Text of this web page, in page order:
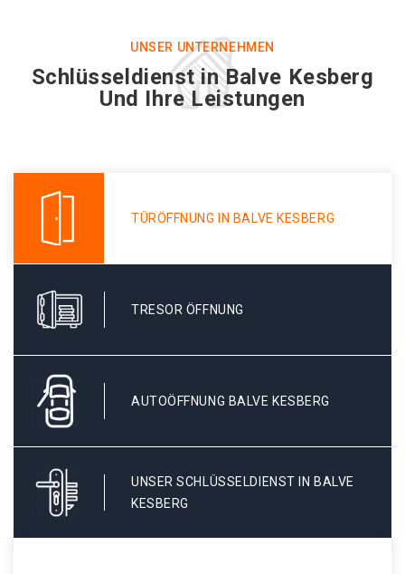
UNSER UNTERNEHMEN
Schlüsseldienst in Balve Kesberg
Und Ihre Leistungen
TÜRÖFFNUNG IN BALVE KESBERG
TRESOR ÖFFNUNG
AUTOÖFFNUNG BALVE KESBERG
UNSER SCHLÜSSELDIENST IN BALVE
KESBERG